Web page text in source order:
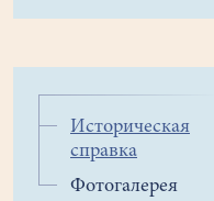
http://hramnadorke.ru
Историческая
справка
Фотогалерея